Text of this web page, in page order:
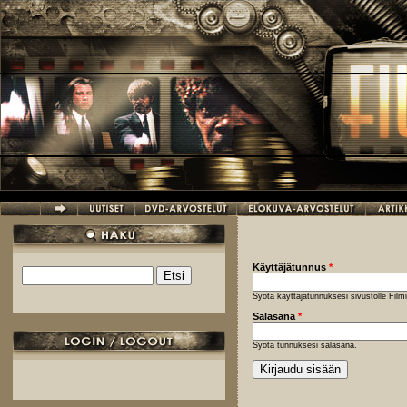
Hyppää pääsisältöön
Hakulomake
Käyttäjätunnus *
Syötä käyttäjätunnuksesi sivustolle
Salasana *
Syötä tunnuksesi salasana.